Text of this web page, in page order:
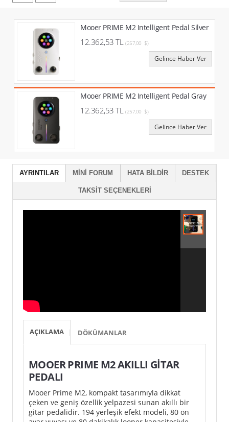
Mooer PRIME M2 Intelligent Pedal Silver
12.362,53 TL(257,00 $)
Gelince Haber Ver
Mooer PRIME M2 Intelligent Pedal Gray
12.362,53 TL(257,00 $)
Gelince Haber Ver
AYRINTILAR MINI FORUM HATA BILDIR DESTEK
TAKSIT SEÇENEKLERI
AÇIKLAMA DÖKÜMANLAR
MOOER PRIME M2 AKILLI GİTAR
PEDALI
Mooer Prime M2, kompakt tasarımıyla dikkat
çeken ve geniş özellik yelpazesi sunan akıllı bir
gitar pedalidir. 194 yerleşik efekt modeli, 80 ön